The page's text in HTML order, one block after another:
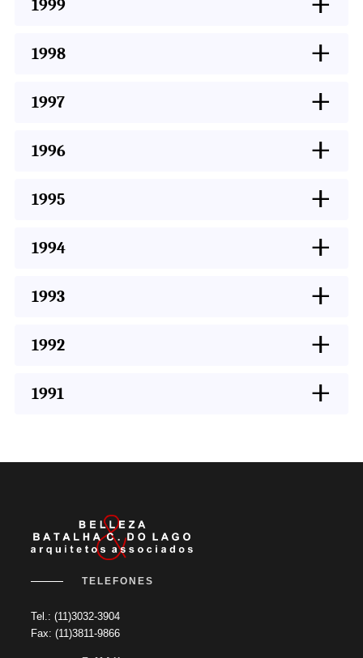
1999
1998 +
1997 +
1996 +
1995 +
1994 +
1993 +
1992 +
1991 +
TELEFONES
Tel.: (11)3032-3904
Fax: (11)3811-9866